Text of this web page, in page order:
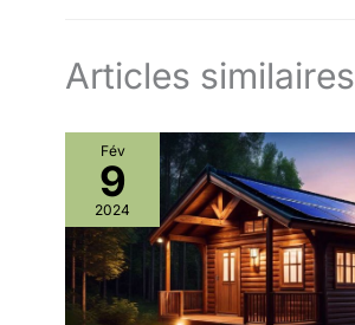
Articles similaires
Fév
9
2024